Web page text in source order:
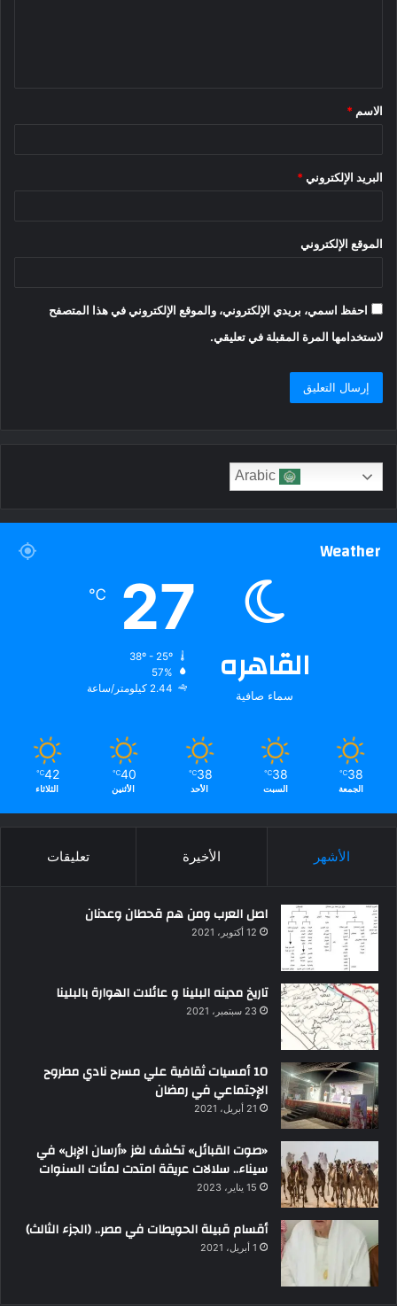
*
الاسم *
البريد الإلكتروني *
الموقع الإلكتروني
احفظ اسمي، بريدي الإلكتروني، والموقع الإلكتروني في هذا المتصفح
لاستخدامها المرة المقبلة في تعليقي.
Weather
القاهره
سماء صافية
27
℃
57%
2.44 كيلومتر/ساعة
38
℃
الجمعة
38
℃
السبت
38
℃
الأحد
40
℃
الأثنين
42
℃
الثلاثاء
الأشهر الأخيرة تعليقات
اصل العرب ومن هم قحطان وعدنان
12 أكتوبر، 2021
تاريخ مدينه البلينا و عائلات الهوارة بالبلينا
23 سبتمبر، 2021
10 أمسيات ثقافية علي مسرح نادي مطروح
الإجتماعي في رمضان
21 أبريل، 2021
«صوت القبائل» تكشف لغز «أرسان الإبل» في
سيناء.. سلالات عريقة امتدت لمئات السنوات
15 يناير، 2023
أقسام قبيلة الحويطات في مصر.. (الجزء الثالث)
1 أبريل، 2021